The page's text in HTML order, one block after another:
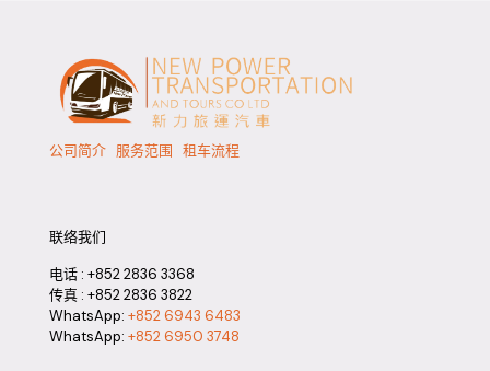
公司简介 服务范围 租车流程
联络我们
电话 : +852 2836 3368
传真 : +852 2836 3822
WhatsApp: +852 6943 6483
WhatsApp: +852 6950 3748